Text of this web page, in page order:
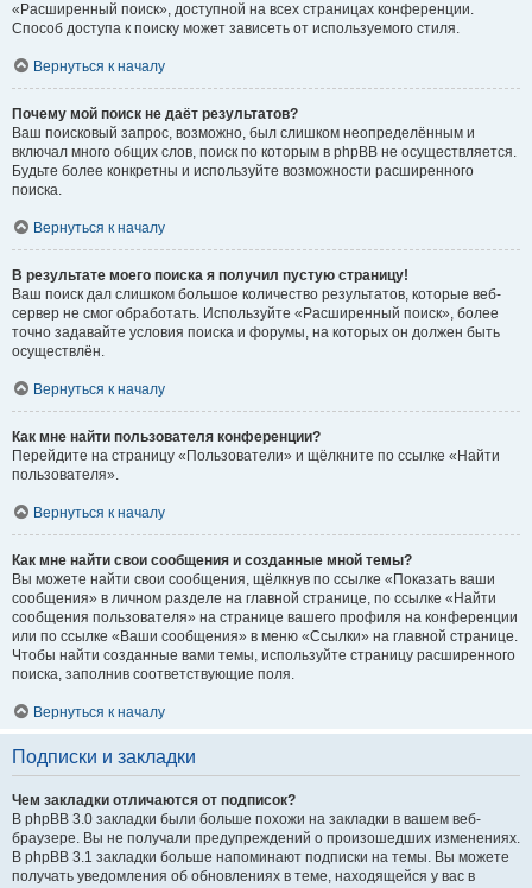
«Расширенный поиск», доступной на всех страницах конференции.
Способ доступа к поиску может зависеть от используемого стиля.
Вернуться к началу
Почему мой поиск не даёт результатов?
Ваш поисковый запрос, возможно, был слишком неопределённым и
включал много общих слов, поиск по которым в phpBB не осуществляется.
Будьте более конкретны и используйте возможности расширенного
поиска.
Вернуться к началу
В результате моего поиска я получил пустую страницу!
Ваш поиск дал слишком большое количество результатов, которые веб-
сервер не смог обработать. Используйте «Расширенный поиск», более
точно задавайте условия поиска и форумы, на которых он должен быть
осуществлён.
Вернуться к началу
Как мне найти пользователя конференции?
Перейдите на страницу «Пользователи» и щёлкните по ссылке «Найти
пользователя».
Вернуться к началу
Как мне найти свои сообщения и созданные мной темы?
Вы можете найти свои сообщения, щёлкнув по ссылке «Показать ваши
сообщения» в личном разделе на главной странице, по ссылке «Найти
сообщения пользователя» на странице вашего профиля на конференции
или по ссылке «Ваши сообщения» в меню «Ссылки» на главной странице.
Чтобы найти созданные вами темы, используйте страницу расширенного
поиска, заполнив соответствующие поля.
Вернуться к началу
Подписки и закладки
Чем закладки отличаются от подписок?
В phpBB 3.0 закладки были больше похожи на закладки в вашем веб-
браузере. Вы не получали предупреждений о произошедших изменениях.
В phpBB 3.1 закладки больше напоминают подписки на темы. Вы можете
получать уведомления об обновлениях в теме, находящейся у вас в